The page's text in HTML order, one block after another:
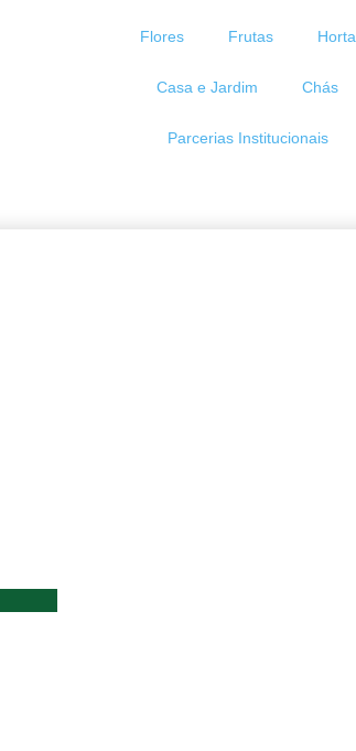
Flores Frutas Horta
Casa e Jardim Chás
Parcerias Institucionais